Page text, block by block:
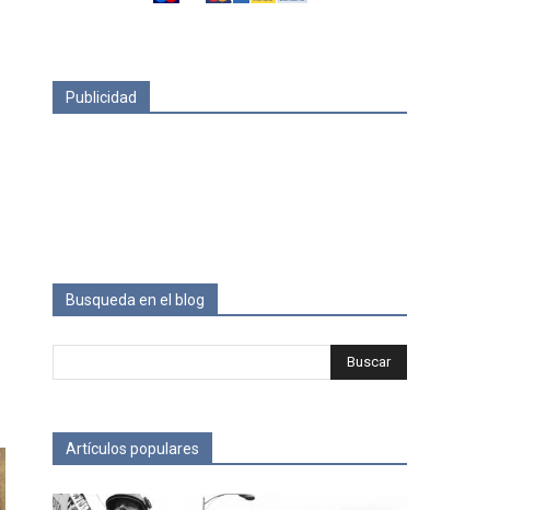
Publicidad
Busqueda en el blog
Artículos populares